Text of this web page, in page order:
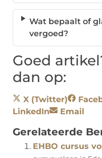
Wat bepaalt of
vergoed?
Goed
dan op:
X (Twitter)
LinkedIn
Email
Gerelateerde
EHBO cursus